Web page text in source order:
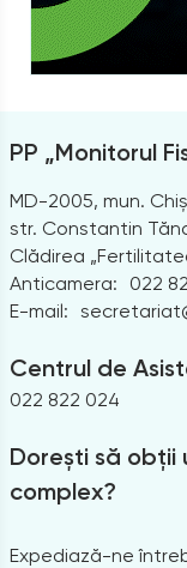
PP „Monitorul
MD-2005, mun.
str. Constantin
Clădirea
Anticamera:
022
E-mail:
Centrul de
022 822 024
Dorești să obții
complex?
Expediază-ne